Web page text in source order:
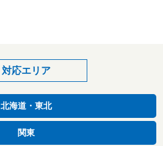
対応エリア
北海道・東北
関東